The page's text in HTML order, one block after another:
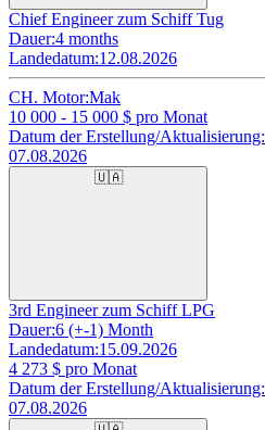
Chief Engineer zum Schiff Tug
Dauer:4 months
Landedatum:12.08.2026
CH. Motor:Mak
10 000 - 15 000 $ pro Monat
Datum der Erstellung/Aktualisierung:
07.08.2026
🇺🇦
3rd Engineer zum Schiff LPG
Dauer:6 (+-1) Month
Landedatum:15.09.2026
4 273 $ pro Monat
Datum der Erstellung/Aktualisierung:
07.08.2026